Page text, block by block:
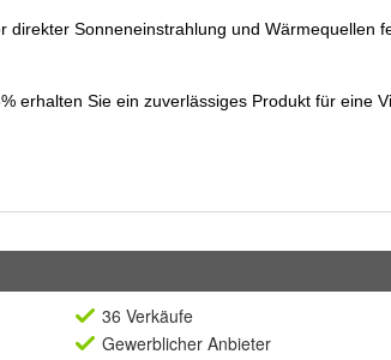
36 Verkäufe
Gewerblicher Anbieter